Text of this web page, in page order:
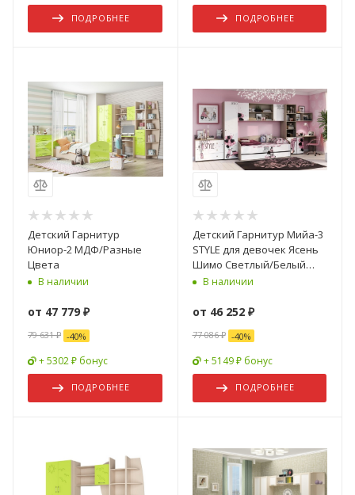
ПОДРОБНЕЕ ПОДРОБНЕЕ
Детский Гарнитур
Юниор-2 МДФ/Разные
Цвета
В наличии
от 47 779 ₽
79 631 ₽ -40%
+ 5302 ₽ бонус
ПОДРОБНЕЕ
Детский Гарнитур Мийа-3
STYLE для девочек Ясень
Шимо Светлый/Белый
Фотопечать
В наличии
от 46 252 ₽
77 086 ₽ -40%
+ 5149 ₽ бонус
ПОДРОБНЕЕ